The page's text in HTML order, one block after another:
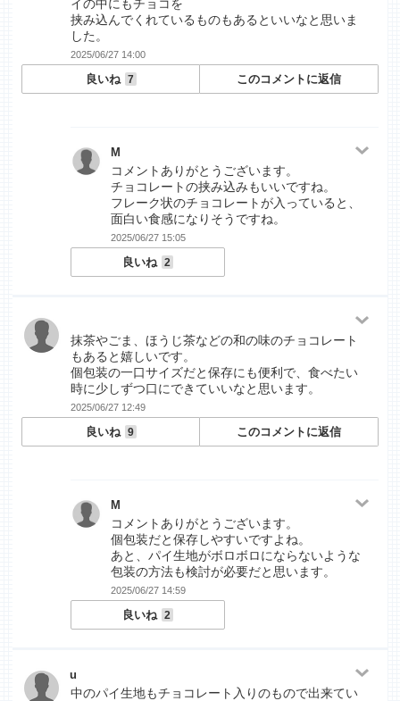
イの中にもチョコを
挟み込んでくれているものもあるといいなと思いま
した。
2025/06/27 14:00
良いね 7 このコメントに返信
M
コメントありがとうございます。
チョコレートの挟み込みもいいですね。
フレーク状のチョコレートが入っていると、
面白い食感になりそうですね。
2025/06/27 15:05
良いね 2
抹茶やごま、ほうじ茶などの和の味のチョコレート
もあると嬉しいです。
個包装の一口サイズだと保存にも便利で、食べたい
時に少しずつ口にできていいなと思います。
2025/06/27 12:49
良いね 9 このコメントに返信
M
コメントありがとうございます。
個包装だと保存しやすいですよね。
あと、パイ生地がボロボロにならないような
包装の方法も検討が必要だと思います。
2025/06/27 14:59
良いね 2
u
中のパイ生地もチョコレート入りのもので出来てい